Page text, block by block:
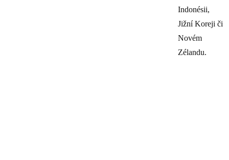
Indonésii,
Jižní Koreji či
Novém
Zélandu.